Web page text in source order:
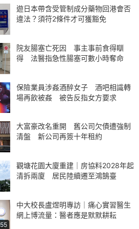
遊日本帶含受管制成分藥物回港會否
違法？須符2條件才可獲豁免
院友腸塞亡死因 事主事前食得瞓
得 法醫指急性腸塞可數小時奪命
保險業員涉姦酒醉女子 酒吧相識轉
場再飲被姦 被告反指女方要求
大富豪改名重開 舊公司欠債遭強制
清盤 新公司再簽十年租約
觀塘花園大廈重建｜房協料2028年起
清拆兩廈 居民陸續遷至鴻鵠臺
中大校長盧煜明專訪｜痛心實習醫生
網上博流量：醫者應是默默耕耘